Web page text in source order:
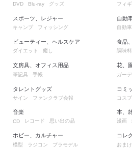
DVD Blu-ray グッズ
スポーツ、レジャー
キャンプ フィッシング
ビューティー、ヘルスケア
ダイエット 癒し
文房具、オフィス用品
筆記具 手帳
タレントグッズ
サイン ファンクラブ会報
フィ
自動
自動車
食品
調味
花、
ガー
コミ
コス
音楽
CD レコード 思い出の品
ホビー、カルチャー
模型 ラジコン プラモデル
本、
漫画
コレ
おまけ